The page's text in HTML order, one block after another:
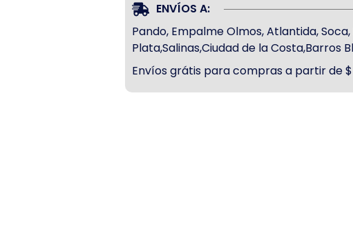
ENVÍOS A:
Pando, Empalme Olmos, Atlantida,
Plata,Salinas,Ciudad de la Costa,Barros
Envíos grátis para compras a partir de $